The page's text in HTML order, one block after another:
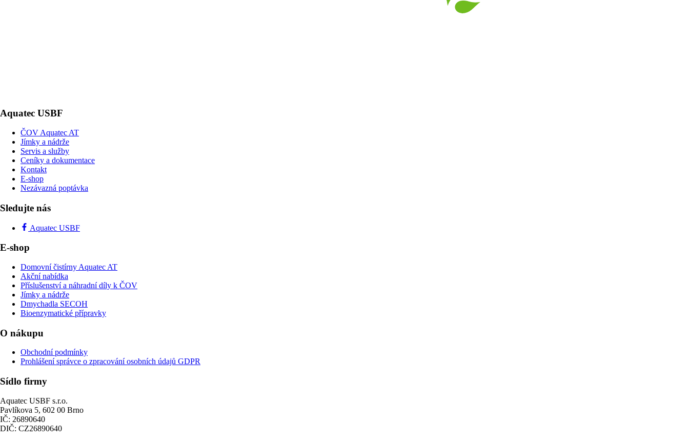
Aquatec USBF
ČOV Aquatec AT
Jímky a nádrže
Servis a služby
Ceníky a dokumentace
Kontakt
E-shop
Nezávazná poptávka
Sledujte nás
Aquatec USBF
E-shop
Domovní čistírny Aquatec AT
Akční nabídka
Příslušenství a náhradní díly k ČOV
Jímky a nádrže
Dmychadla SECOH
Bioenzymatické přípravky
O nákupu
Obchodní podmínky
Prohlášení správce o zpracování osobních údajů GDPR
Sídlo firmy
Aquatec USBF s.r.o.
Pavlíkova 5, 602 00 Brno
IČ: 26890640
DIČ: CZ26890640